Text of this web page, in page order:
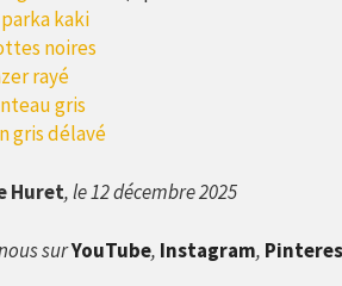
kaki
noires
rayé
gris
gris délavé
Huret, le 12 décembre 2025
surYouTube, Instagram,